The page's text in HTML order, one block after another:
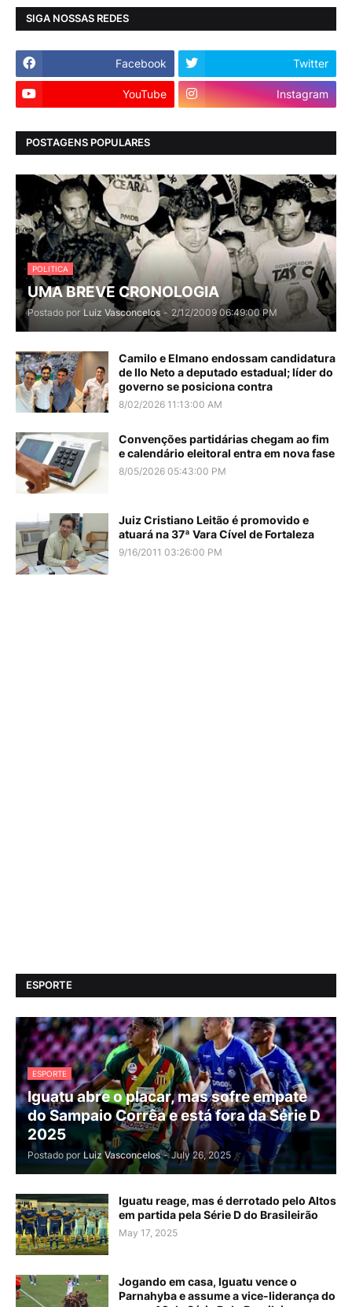
SIGA NOSSAS REDES
Facebook Twitter
YouTube Instagram
POSTAGENS POPULARES
POLITICA
UMA BREVE CRONOLOGIA
Postado por Luiz Vasconcelos - 2/12/2009 06:49:00 PM
Camilo e Elmano endossam candidatura
de Ilo Neto a deputado estadual; líder do
governo se posiciona contra
8/02/2026 11:13:00 AM
Convenções partidárias chegam ao fim
e calendário eleitoral entra em nova fase
8/05/2026 05:43:00 PM
Juiz Cristiano Leitão é promovido e
atuará na 37ª Vara Cível de Fortaleza
9/16/2011 03:26:00 PM
ESPORTE
ESPORTE
Iguatu abre o placar, mas sofre empate
do Sampaio Corrêa e está fora da Série D
2025
Postado por Luiz Vasconcelos - July 26, 2025
Iguatu reage, mas é derrotado pelo Altos
em partida pela Série D do Brasileirão
May 17, 2025
Jogando em casa, Iguatu vence o
Parnahyba e assume a vice-liderança do